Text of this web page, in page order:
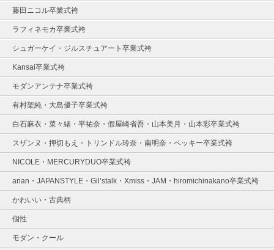
藤田ニコル卒業式袴
ラフィネモカ卒業式袴
シュガーケイ・ジルスチュアート卒業式袴
Kansai卒業式袴
モダンアンテナ卒業式袴
有村架純・大島優子卒業式袴
白石麻衣・菜々緒・平祐奈・假屋崎省吾・山本美月・山本彩卒業式袴
スザンヌ・押切もえ・トリンドル玲奈・南明奈・ベッキー卒業式袴
NICOLE・MERCURYDUO卒業式袴
anan・JAPANSTYLE・Gil’stalk・Xmiss・JAM・hiromichinakano卒業式袴
かわいい・古典柄
個性
モダン・クール